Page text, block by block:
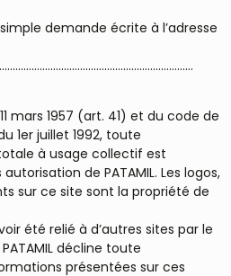
demande écrite à l’adresse
mars 1957 (art. 41) et du code de
1er juillet 1992, toute
à usage collectif est
de PATAMIL. Les logos,
sur ce site sont la propriété de
été relié à d’autres sites par le
décline toute
présentées sur ces